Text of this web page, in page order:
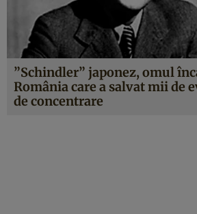
”Schindler” japonez, omul
România care a salvat mii de
de concentrare